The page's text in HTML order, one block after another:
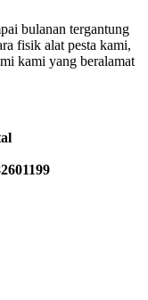
bulanan tergantung
fisik alat pesta kami,
kami yang beralamat